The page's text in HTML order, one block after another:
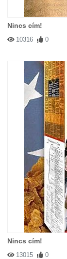
Nincs cím!
10316 0
Nincs cím!
13015 0